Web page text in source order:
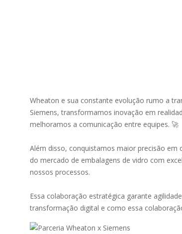
Wheaton e sua constante evolução rumo a
Siemens, transformamos inovação em
melhoramos a comunicação entre equipes. 🚀
Além disso, conquistamos maior precisão em
do mercado de embalagens de vidro com
nossos processos.
Essa colaboração estratégica garante
transformação digital e como essa